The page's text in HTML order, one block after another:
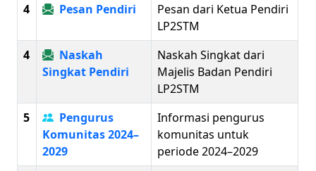
4
Pesan Pendiri
Pesan dari Ketua Pendiri
LP2STM
4
Naskah
Singkat Pendiri
Naskah Singkat dari
Majelis Badan Pendiri
LP2STM
5
Pengurus
Komunitas 2024–
2029
Informasi pengurus
komunitas untuk
periode 2024–2029